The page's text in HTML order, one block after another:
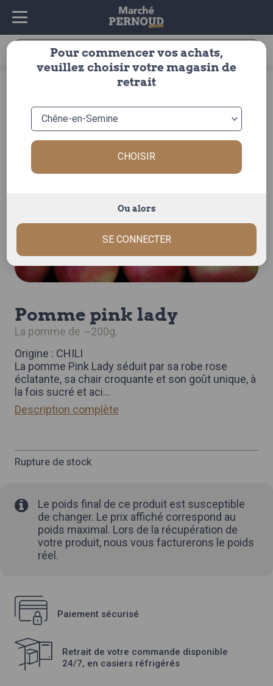
Recherche
fruits & légumes> fruits>
pomme pink lady
la pomme de ~200g.
Origine : CHILI
La pomme Pink Lady séduit par sa robe rose
éclatante, sa chair croquante et son goût unique, à
la fois sucré et aci...
Description complète
Rupture de stock
Le poids final de ce produit est susceptible
de changer. Le prix affiché correspond au
poids maximal. Lors de la récupération de
votre produit, nous vous facturerons le poids
réel.
Paiement sécurisé
Retrait de votre commande disponible
24/7, en casiers réfrigérés
Pour commencer vos achats,
veuillez choisir votre magasin de
retrait
CHOISIR
Ou alors
SE CONNECTER